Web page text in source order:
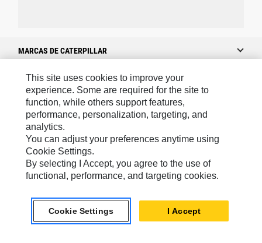
MARCAS DE CATERPILLAR
Caterpillar.com
Caterpillar Contacto
Mis Preferencias De Marketing
Site Map
Cookie Settings
This site uses cookies to improve your
experience. Some are required for the site to
function, while others support features,
performance, personalization, targeting, and
analytics.
You can adjust your preferences anytime using
Cookie Settings.
By selecting I Accept, you agree to the use of
functional, performance, and targeting cookies.
Cookie Settings I Accept